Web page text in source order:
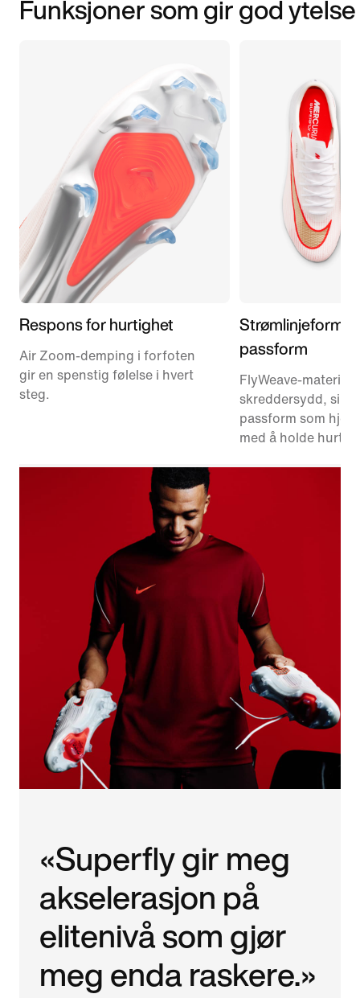
Funksjoner som gir god ytelse
Respons for hurtighet
Air Zoom-demping i forfoten
gir en spenstig følelse i hvert
steg.
Strømlinjeformet
passform
FlyWeave-
skreddersydd,
passform som
med å holde
«Superfly gir meg
akselerasjon på
elite­nivå som gjør
meg enda raskere.»